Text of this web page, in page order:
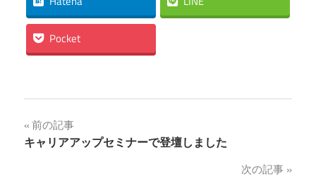
Pocket
投
稿
前の記事
キャリアアップセミナーで登壇しました
次の記事